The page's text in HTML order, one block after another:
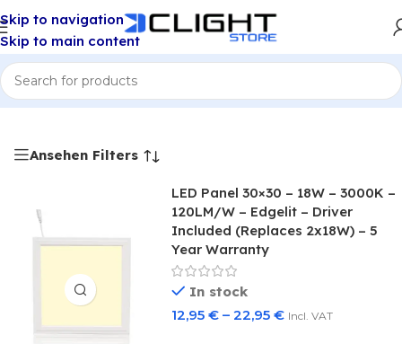
Skip to navigation
Skip to main content
Home/LED Panels 30x30
Ansehen Filters
LED Panel 30×30 – 18W – 3000K –
120LM/W – Edgelit – Driver
Included (Replaces 2x18W) – 5
Year Warranty
In stock
12,95€ – 22,95€ Incl. VAT